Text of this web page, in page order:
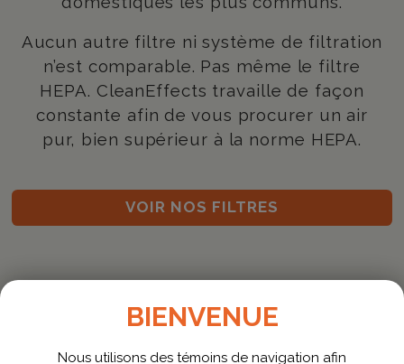
Aucun autre filtre ni système de filtration
n’est comparable. Pas même le filtre
HEPA. CleanEffects travaille de façon
constante afin de vous procurer un air
pur, bien supérieur à la norme HEPA.
VOIR NOS FILTRES
BIENVENUE
Nous utilisons des témoins de navigation afin